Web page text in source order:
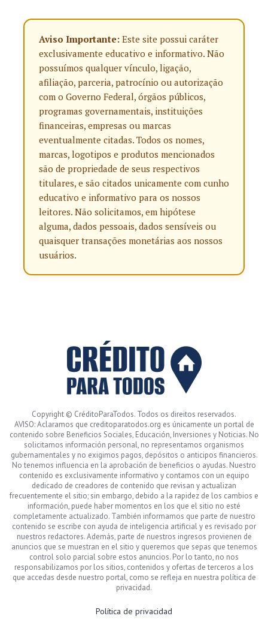
Aviso Importante: Este site possui caráter
exclusivamente educativo e informativo. Não
possuímos qualquer vínculo, ligação,
afiliação, parceria, patrocínio ou autorização
com o Governo Federal, órgãos públicos,
programas governamentais, instituições
financeiras, empresas ou marcas
eventualmente citadas. Todos os nomes,
marcas, logotipos e produtos mencionados
são de propriedade de seus respectivos
titulares, e são citados unicamente com cunho
educativo e informativo para os nossos
leitores. Não solicitamos, em hipótese
alguma, dados pessoais, dados sensíveis ou
quaisquer transações monetárias aos nossos
usuários.
Copyright © CréditoParaTodos. Todos os direitos reservados.
AVISO: Aclaramos que creditoparatodos.org es únicamente un portal de
contenido sobre Beneficios Sociales, Educación, Inversiones y Noticias. No
solicitamos información personal, no representamos organismos
gubernamentales y no exigimos pagos, depósitos o anticipos financieros.
No tenemos influencia en la aprobación de beneficios o ayudas. Nuestro
contenido es exclusivamente informativo y contamos con un equipo
dedicado de creadores de contenido que revisan y actualizan
frecuentemente el sitio; sin embargo, debido a la rapidez de los cambios e
información, puede haber momentos en los que el sitio no esté
completamente actualizado. También informamos que parte de nuestro
contenido se escribe con ayuda de inteligencia artificial y es revisado por
nuestros redactores. Además, parte de nuestros ingresos provienen de
anuncios que se muestran en el sitio y queremos que sepas que tenemos
control solo parcial sobre estos anuncios. Por lo tanto, no nos
responsabilizamos por los sitios, contenidos y ofertas de terceros a los
que accedas desde nuestro portal, como se refleja en nuestra política de
privacidad.
Política de privacidad